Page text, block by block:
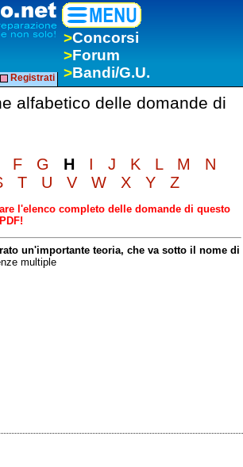
>Concorsi
>Forum
>Bandi/G.U.
Registrati
alfabetico delle domande di
F G H I J K L M
N
T U V W X Y Z
l'elenco completo delle domande di questo
un'importante teoria, che va sotto il nome di
multiple